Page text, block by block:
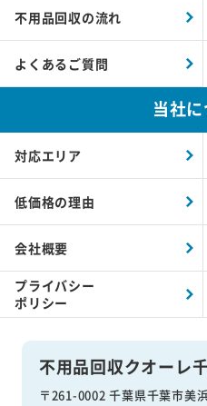
不用品回収クオーレ
〒261-0002 千葉県千葉市美
不用品回収の流れ
よくあるご質問
当社
対応エリア
低価格の理由
会社概要
プライバシー
ポリシー